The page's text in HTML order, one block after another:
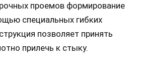
проемов формирование
специальных гибких
позволяет принять
прилечь к стыку.